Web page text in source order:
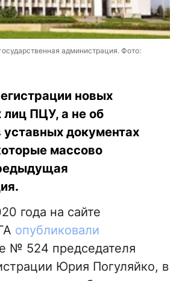
администрация. Фото:
новых
ПЦУ, а не об
уставных документах
массово
года на сайте
опубликовали
№ 524 председателя
Юрия Погуляйко, в